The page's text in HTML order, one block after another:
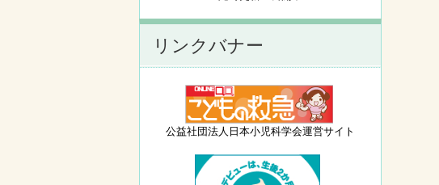
リンクバナー
公益社団法人日本小児科学会運営サイト